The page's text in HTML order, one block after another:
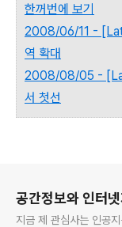
한꺼번에 보기
2008/06/11 -
역 확대
2008/08/05 -
서 첫선
공간정보와 인터
지금 제 관심사는 인공